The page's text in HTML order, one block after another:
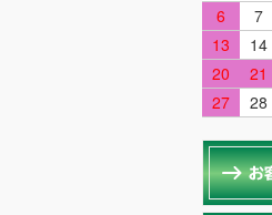
6
7
13
14
20
21
27
28